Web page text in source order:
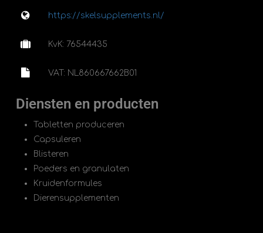
https://skelsupplements.nl/
KvK: 76544435
VAT: NL860667662B01
Diensten en producten
Tabletten produceren
Capsuleren
Blisteren
Poeders en granulaten
Kruidenformules
Dierensupplementen